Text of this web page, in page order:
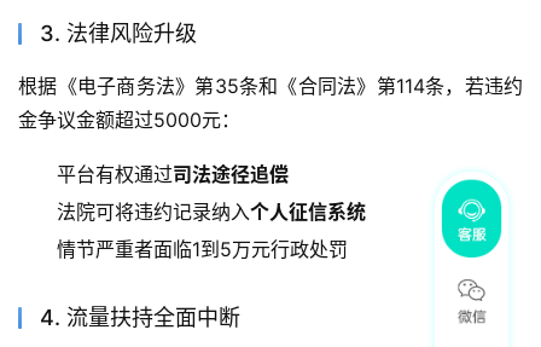
3. 法律风险升级
根据《电子商务法》第35条和《合同法》第114条，若违约
金争议金额超过5000元：
平台有权通过司法途径追偿
法院可将违约记录纳入个人征信系统
情节严重者面临1到5万元行政处罚
4. 流量扶持全面中断